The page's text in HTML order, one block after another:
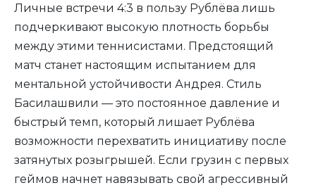
Личные встречи 4:3 в пользу Рублёва лишь
подчеркивают высокую плотность борьбы
между этими теннисистами. Предстоящий
матч станет настоящим испытанием для
ментальной устойчивости Андрея. Стиль
Басилашвили — это постоянное давление и
быстрый темп, который лишает Рублёва
возможности перехватить инициативу после
затянутых розыгрышей. Если грузин с первых
геймов начнет навязывать свой агрессивный